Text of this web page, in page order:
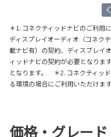
＊1. コネクティッドナビのご利用
ディスプレイオーディオ（コネク
載ナビ有）の契約、ディスプレイ
ィッドナビの契約が必要となりま
となります。 ＊2. コネクティッ
る環境の場合にご利用いただけます
価格・グレード